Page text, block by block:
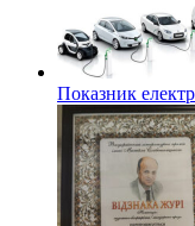
Показник